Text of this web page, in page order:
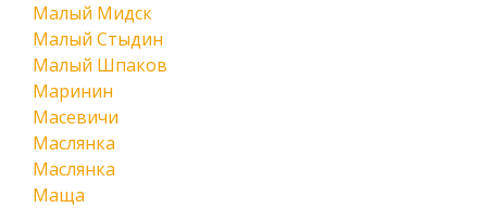
Малый Мидск
Малый Стыдин
Малый Шпаков
Маринин
Масевичи
Маслянка
Маслянка
Маща